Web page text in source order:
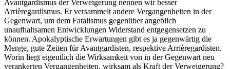
Avantgardismus der Verweigerung nennen wir besser
Arrièregardismus. Er versammelt andere Vergangenheiten in der
Gegenwart, um dem Fatalismus gegenüber angeblich
unaufhaltsamen Entwicklungen Widerstand entgegensetzen zu
können. Apokalyptische Erwartungen gibt es ja gegenwärtig die
Menge, gute Zeiten für Avantgardisten, respektive Arrièregardisten.
Worin liegt eigentlich die Wirksamkeit von in der Gegenwart neu
verankerten Vergangenheiten, wirksam als Kraft der Verweigerung?